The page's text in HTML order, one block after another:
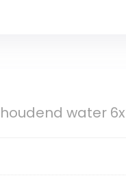
water